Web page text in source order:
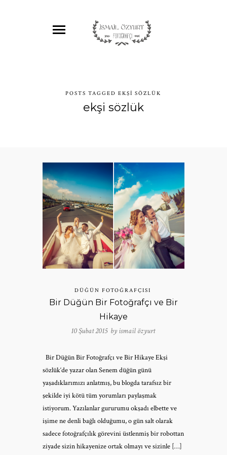
POSTS TAGGED EKŞI SÖZLÜK
ekşi sözlük
DÜĞÜN FOTOĞRAFÇISI
Bir Düğün Bir Fotoğrafçı ve Bir
Hikaye
10 Şubat 2015 by ismail özyurt
Bir Düğün Bir Fotoğrafçı ve Bir Hikaye Ekşi
sözlük‘de yazar olan Senem düğün günü
yaşadıklarımızı anlatmış, bu blogda tarafsız bir
şekilde iyi kötü tüm yorumları paylaşmak
istiyorum. Yazılanlar gururumu okşadı elbette ve
işime ne denli bağlı olduğumu, o gün salt olarak
sadece fotoğrafçılık görevini üstlenmiş bir robottan
ziyade sizin hikayenize ortak olmayı ve sizinle […]